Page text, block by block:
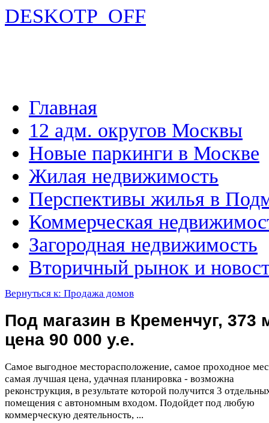
DESKOTP_OFF
Главная
12 адм. округов Москвы
Новые паркинги в Москве
Жилая недвижимость
Перспективы жилья в
Коммерческая
Загородная недвижимость
Вторичный рынок и
Вернуться к: Продажа домов
Под магазин в Кременчуг, 373
цена 90 000 у.е.
Самое выгодное месторасположение, самое проходное
самая лучшая цена, удачная планировка - возможна
реконструкция, в результате которой получится 3
помещения с автономным входом. Подойдет под любую
коммерческую деятельность, ...